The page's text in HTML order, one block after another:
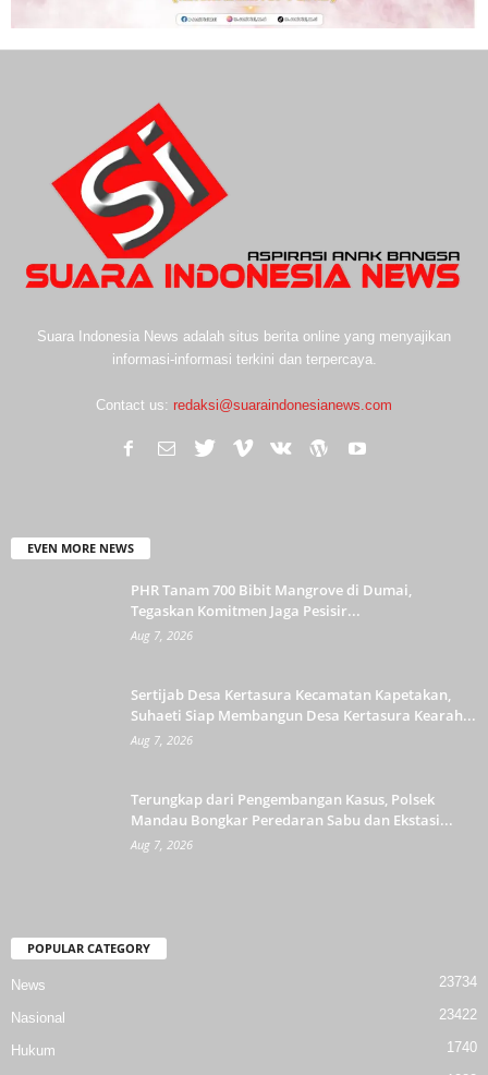
Suara Indonesia News adalah situs berita online yang menyajikan
informasi-informasi terkini dan terpercaya.
Contact us: redaksi@suaraindonesianews.com
EVEN MORE NEWS
PHR Tanam 700 Bibit Mangrove di Dumai,
Tegaskan Komitmen Jaga Pesisir...
Aug 7, 2026
Sertijab Desa Kertasura Kecamatan Kapetakan,
Suhaeti Siap Membangun Desa Kertasura Kearah...
Aug 7, 2026
Terungkap dari Pengembangan Kasus, Polsek
Mandau Bongkar Peredaran Sabu dan Ekstasi...
Aug 7, 2026
POPULAR CATEGORY
News 23734
Nasional 23422
Hukum 1740